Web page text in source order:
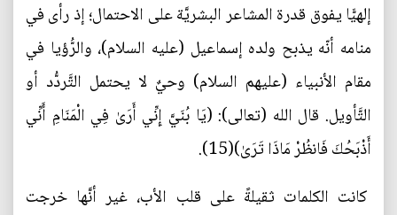
إلهيًّا يفوق قدرة المشاعر البشريَّة على الاحتمال؛ إذ رأى في
منامه أنّه يذبح ولده إسماعيل (عليه السلام)، والرُّؤيا في
مقام الأنبياء (عليهم السلام) وحيٌ لا يحتمل التَّردُّد أو
التَّأويل. قال الله (تعالى): (يَا بُنَيَّ إِنِّي أَرَىٰ فِي الْمَنَامِ أَنِّي
أَذْبَحُكَ فَانظُرْ مَاذَا تَرَىٰ)(15).
كانت الكلمات ثقيلةً على قلب الأب، غير أنَّها خرجت